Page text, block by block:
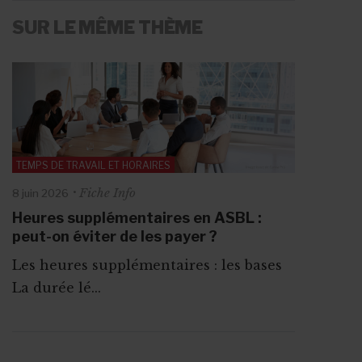
SUR LE MÊME THÈME
TEMPS DE TRAVAIL ET HORAIRES
8 juin 2026 Fiche Info
Heures supplémentaires en ASBL :
peut-on éviter de les payer ?
Les heures supplémentaires : les bases
La durée lé...